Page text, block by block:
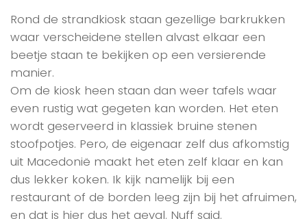
Rond de strandkiosk staan gezellige barkrukken
waar verscheidene stellen alvast elkaar een
beetje staan te bekijken op een versierende
manier.
Om de kiosk heen staan dan weer tafels waar
even rustig wat gegeten kan worden. Het eten
wordt geserveerd in klassiek bruine stenen
stoofpotjes. Pero, de eigenaar zelf dus afkomstig
uit Macedonië maakt het eten zelf klaar en kan
dus lekker koken. Ik kijk namelijk bij een
restaurant of de borden leeg zijn bij het afruimen,
en dat is hier dus het geval. Nuff said.